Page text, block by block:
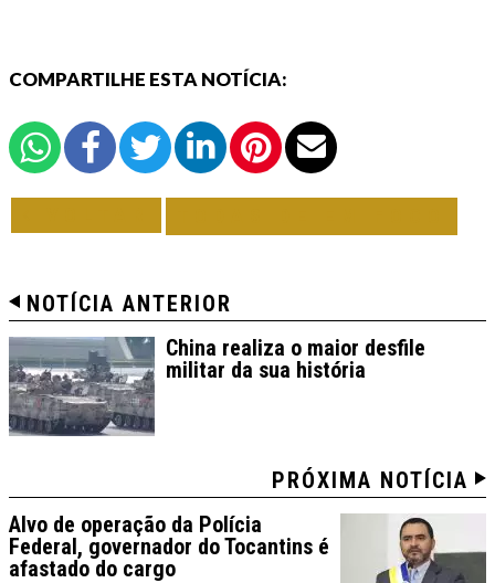
COMPARTILHE ESTA NOTÍCIA:
NOTÍCIA ANTERIOR
China realiza o maior desfile
militar da sua história
PRÓXIMA NOTÍCIA
Alvo de operação da Polícia
Federal, governador do Tocantins é
afastado do cargo